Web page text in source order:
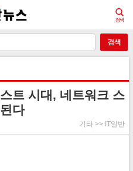
트 시대, 네트워크 스
다
기타 >> IT일반